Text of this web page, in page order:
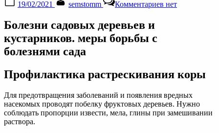
on
19/02/2021 semstomm Комментариевзаписи
нет
Болезни садовых деревьев и
кустарников. меры борьбы с
болезнями сада
Профилактика растрескивания коры
Для предотвращения заболеваний и появления вредных
насекомых проводят побелку фруктовых деревьев. Нужно
соблюдать пропорции извести, мела, глины при замешивании
раствора.